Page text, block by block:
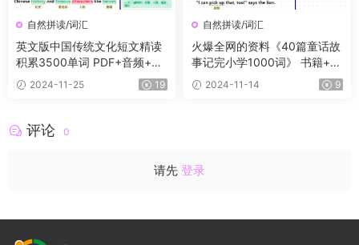
自然拼读/词汇
英文版中国传统文化短文精读
积累3500单词 PDF+音频+单
词默写卡
2024-11-25 19
自然拼读/词汇
火爆全网的资料《40篇童话故
事记完小学1000词》 书籍+音
频+默写纸，轻松记单词
2024-11-14 9
评论 0
请先 登录